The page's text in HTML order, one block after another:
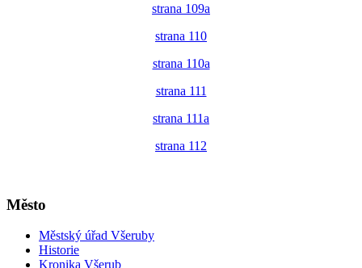
strana 109a
strana 110
strana 110a
strana 111
strana 111a
strana 112
Město
Městský úřad Všeruby
Historie
Kronika Všerub